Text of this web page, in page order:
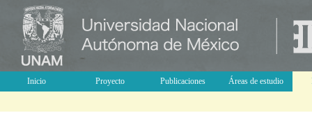
Inicio Proyecto Publicaciones Áreas de estudio